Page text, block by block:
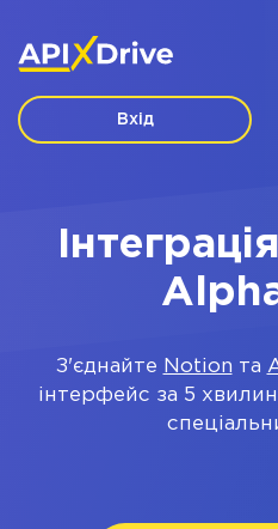
Вхід
З'єднайте Notion та
інтерфейс за 5